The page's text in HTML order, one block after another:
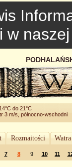
w
do 21°C
3 m/s, północno-wschodni
Rozmaitości
7 8 9 10 11